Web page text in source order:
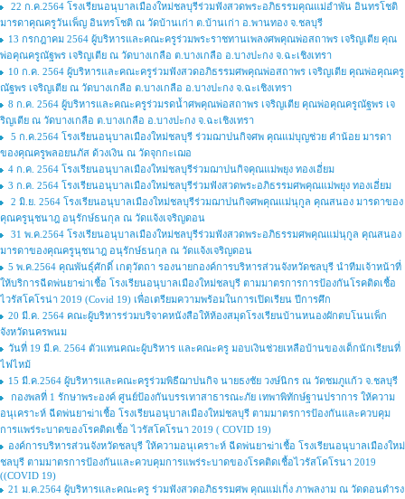
22 ก.ค.2564 โรงเรียนอนุบาลเมืองใหม่ชลบุรีร่วมฟังสวดพระอภิธรรมคุณแม่อำพัน อินทรโชติ
มารดาคุณครูวันเพ็ญ อินทรโชติ ณ วัดบ้านเก่า ต.บ้านเก่า อ.พานทอง จ.ชลบุรี
13 กรกฎาคม 2564 ผู้บริหารและคณะครูร่วมพระราชทานเพลงศพคุณพ่อสถาพร เจริญเตีย คุณ
พ่อคุณครูณัฐพร เจริญเตีย ณ วัดบางเกลือ ต.บางเกลือ อ.บางปะกง จ.ฉะเชิงเทรา
10 ก.ค. 2564 ผู้บริหารและคณะครูร่วมฟังสวดอภิธรรมศพคุณพ่อสถาพร เจริญเตีย คุณพ่อคุณครู
ณัฐพร เจริญเตีย ณ วัดบางเกลือ ต.บางเกลือ อ.บางปะกง จ.ฉะเชิงเทรา
8 ก.ค. 2564 ผู้บริหารและคณะครูร่วมรดน้ำศพคุณพ่อสถาพร เจริญเตีย คุณพ่อคุณครูณัฐพร เจ
ริญเตีย ณ วัดบางเกลือ ต.บางเกลือ อ.บางปะกง จ.ฉะเชิงเทรา
5 ก.ค.2564 โรงเรียนอนุบาลเมืองใหม่ชลบุรี ร่วมฌาปนกิจศพ คุณแม่บุญช่วย คำน้อย มารดา
ของคุณครูพลอยนภัส ด้วงเงิน ณ วัดจุกกะเฌอ
4 ก.ค. 2564 โรงเรียนอนุบาลเมืองใหม่ชลบุรีร่วมฌาปนกิจคุณแม่พยุง ทองเอี่ยม
3 ก.ค. 2564 โรงเรียนอนุบาลเมืองใหม่ชลบุรีร่วมฟังสวดพระอภิธรรมศพคุณแม่พยุง ทองเอี่ยม
2 มิ.ย. 2564 โรงเรียนอนุบาลเมืองใหม่ชลบุรีร่วมฌาปนกิจศพคุณแม่นุกูล คุณสนอง มารดาของ
คุณครูนุชนาฎ อนุรักษ์ธนกุล ณ วัดแจ้งเจริญดอน
31 พ.ค.2564 โรงเรียนอนุบาลเมืองใหม่ชลบุรีร่วมฟังสวดพระอภิธรรมศพคุณแม่นุกูล คุณสนอง
มารดาของคุณครูนุชนาฎ อนุรักษ์ธนกุล ณ วัดแจ้งเจริญดอน
5 พ.ค.2564 คุณพันธ์ุศักดิ์ เกตุวัตถา รองนายกองค์การบริหารส่วนจังหวัดชลบุรี นำทีมเจ้าหน้าที่
ให้บริการฉีดพ่นยาฆ่าเชื้อ โรงเรียนอนุบาลเมืองใหม่ชลบุรี ตามมาตรการการป้องกันโรคติดเชื้อ
ไวรัสโคโรน่า 2019 (Covid 19) เพื่อเตรียมความพร้อมในการเปิดเรียน ปีการศึก
20 มี.ค. 2564 คณะผู้บริหารร่วมบริจาคหนังสือให้ห้องสมุดโรงเรียนบ้านหนองผักตบโนนเพ็ก
จังหวัดนครพนม
วันที่ 19 มี.ค. 2564 ตัวแทนคณะผู้บริหาร และคณะครู มอบเงินช่วยเหลือบ้านของเด็กนักเรียนที่
ไฟไหม้
15 มี.ค.2564 ผู้บริหารและคณะครูร่วมพิธีฌาปนกิจ นายธงชัย วงษ์นิกร ณ วัดชมภูแก้ว จ.ชลบุรี
กองพลที่ 1 รักษาพระองค์ ศูนย์ป้องกันบรรเทาสาธารณะภัย เทพาพิทักษ์ฐานปราการ ให้ความ
อนุเคราะห์ ฉีดพ่นยาฆ่าเชื้อ โรงเรียนอนุบาลเมืองใหม่ชลบุรี ตามมาตรการป้องกันและควบคุม
การแพร่ระบาดของโรคติดเชื้อ ไวรัสโคโรนา 2019 ( COVID 19)
องค์การบริหารส่วนจังหวัดชลบุรี ให้ความอนุเคราะห์ ฉีดพ่นยาฆ่าเชื้อ โรงเรียนอนุบาลเมืองใหม่
ชลบุรี ตามมาตรการป้องกันและควบคุมการแพร่ระบาดของโรคติดเชื้อไวรัสโคโรนา 2019
((COVID 19)
21 ม.ค.2564 ผู้บริหารและคณะครู ร่วมฟังสวดอภิธรรมศพ คุณแม่เกิ่ง ภาพลงาม ณ วัดดอนดำรง